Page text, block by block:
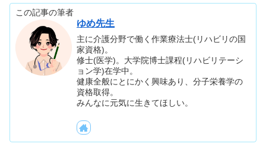
この記事の筆者
ゆめ先生
主に介護分野で働く作業療法士(リハビリの国
家資格)。
修士(医学)。大学院博士課程(リハビリテーシ
ョン学)在学中。
健康全般にとにかく興味あり、分子栄養学の
資格取得。
みんなに元気に生きてほしい。